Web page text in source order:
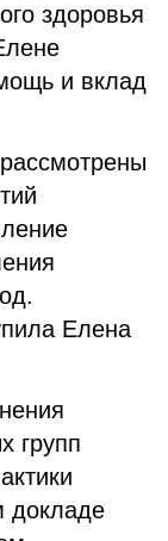
здоровья
и вклад
Елена
групп
докладе